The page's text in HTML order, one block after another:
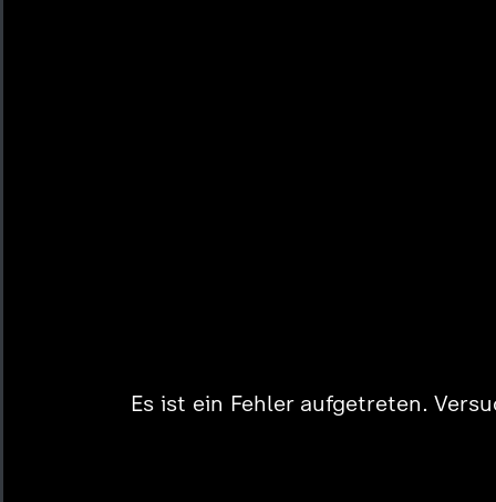
Es ist ein Fehler aufgetreten.